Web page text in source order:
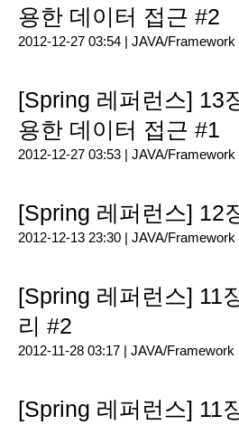
용한 데이터 접근 #2
2012-12-27 03:54 | JAVA/Framework
[Spring 레퍼런스] 13
용한 데이터 접근 #1
2012-12-27 03:53 | JAVA/Framework
[Spring 레퍼런스] 12
2012-12-13 23:30 | JAVA/Framework
[Spring 레퍼런스] 11
리 #2
2012-11-28 03:17 | JAVA/Framework
[Spring 레퍼런스] 11